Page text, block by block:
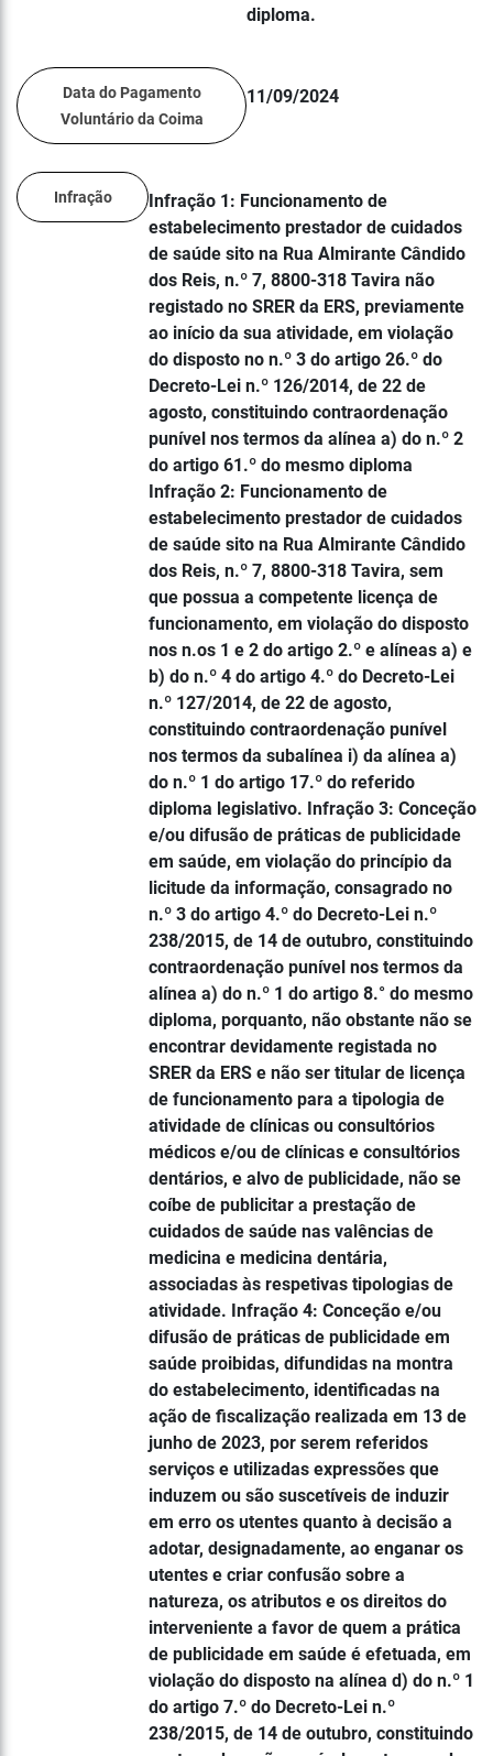
diploma.
Data do Pagamento
Voluntário da Coima
11/09/2024
Infração
Infração 1: Funcionamento de
estabelecimento prestador de cuidados
de saúde sito na Rua Almirante Cândido
dos Reis, n.º 7, 8800-318 Tavira não
registado no SRER da ERS, previamente
ao início da sua atividade, em violação
do disposto no n.º 3 do artigo 26.º do
Decreto-Lei n.º 126/2014, de 22 de
agosto, constituindo contraordenação
punível nos termos da alínea a) do n.º 2
do artigo 61.º do mesmo diploma
Infração 2: Funcionamento de
estabelecimento prestador de cuidados
de saúde sito na Rua Almirante Cândido
dos Reis, n.º 7, 8800-318 Tavira, sem
que possua a competente licença de
funcionamento, em violação do disposto
nos n.os 1 e 2 do artigo 2.º e alíneas a) e
b) do n.º 4 do artigo 4.º do Decreto-Lei
n.º 127/2014, de 22 de agosto,
constituindo contraordenação punível
nos termos da subalínea i) da alínea a)
do n.º 1 do artigo 17.º do referido
diploma legislativo. Infração 3: Conceção
e/ou difusão de práticas de publicidade
em saúde, em violação do princípio da
licitude da informação, consagrado no
n.º 3 do artigo 4.º do Decreto-Lei n.º
238/2015, de 14 de outubro, constituindo
contraordenação punível nos termos da
alínea a) do n.º 1 do artigo 8.° do mesmo
diploma, porquanto, não obstante não se
encontrar devidamente registada no
SRER da ERS e não ser titular de licença
de funcionamento para a tipologia de
atividade de clínicas ou consultórios
médicos e/ou de clínicas e consultórios
dentários, e alvo de publicidade, não se
coíbe de publicitar a prestação de
cuidados de saúde nas valências de
medicina e medicina dentária,
associadas às respetivas tipologias de
atividade. Infração 4: Conceção e/ou
difusão de práticas de publicidade em
saúde proibidas, difundidas na montra
do estabelecimento, identificadas na
ação de fiscalização realizada em 13 de
junho de 2023, por serem referidos
serviços e utilizadas expressões que
induzem ou são suscetíveis de induzir
em erro os utentes quanto à decisão a
adotar, designadamente, ao enganar os
utentes e criar confusão sobre a
natureza, os atributos e os direitos do
interveniente a favor de quem a prática
de publicidade em saúde é efetuada, em
violação do disposto na alínea d) do n.º 1
do artigo 7.º do Decreto-Lei n.º
238/2015, de 14 de outubro, constituindo